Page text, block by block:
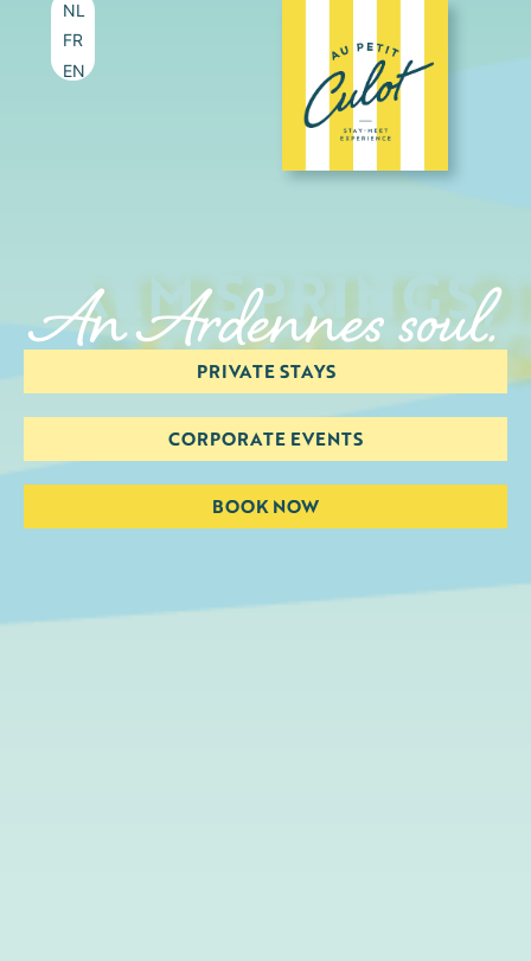
NL
FR
EN
PALM SPRINGS,
An Ardennes soul.
PRIVATE STAYS
CORPORATE EVENTS
BOOK NOW